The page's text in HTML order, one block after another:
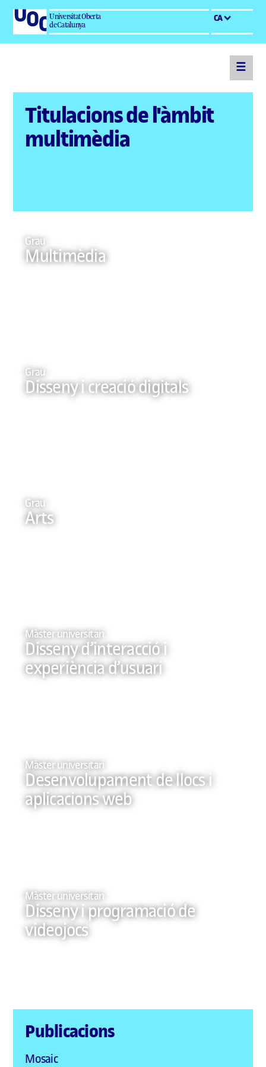
Universitat Oberta
de Catalunya
CA
☰
Titulacions de l'àmbit
multimèdia
Grau
Multimèdia
Grau
Disseny i creació digitals
Grau
Arts
Màster universitari
Disseny d’interacció i
experiència d’usuari
Màster universitari
Desenvolupament de llocs i
aplicacions web
Màster universitari
Disseny i programació de
videojocs
Publicacions
Mosaic